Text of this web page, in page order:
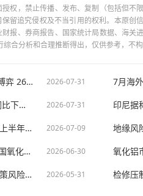
权，禁止传播、发布、复制（包括但不
留追究侵权及不当引用的权利。本原创
报、券商报告、国家统计局数据、海关
合分析和合理推断得出，仅供参考，不
氧化铝弱势难改：成本支撑与过剩博弈 2600关口面临考验【SMM分析】 2026-07-31
多重因素拖累7月氧化铝运行产能同比下滑 8月复产预期增强【SMM分析】 2026-07-31
供应宽松与事件扰动并存：2026年上半年氧化铝市场回顾及下半年展望【SMM分析】 2026-07-09
南方产量提升 北方小幅回落 6月中国氧化铝产量环比下降【SMM分析】 2026-06-30
海外氧化铝产量小幅恢复 地缘与政策风险压制6月预期【SMM分析】 2026-05-31